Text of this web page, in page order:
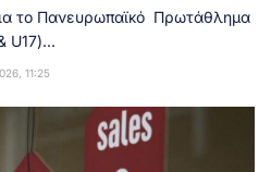
το Πανευρωπαϊκό Πρωτάθλημα
U17)...
11:25